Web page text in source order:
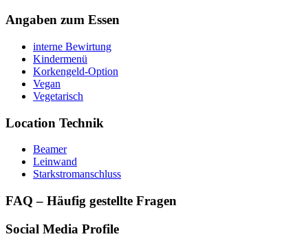
Angaben zum Essen
interne Bewirtung
Kindermenü
Korkengeld-Option
Vegan
Vegetarisch
Location Technik
Beamer
Leinwand
Starkstromanschluss
FAQ – Häufig gestellte Fragen
Social Media Profile